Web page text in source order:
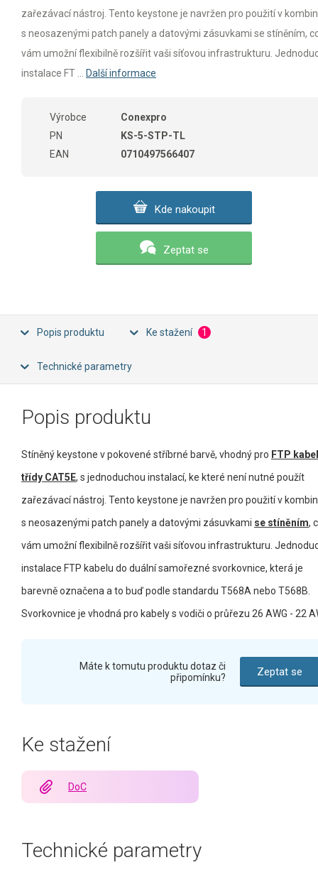
zařezávací nástroj. Tento keystone je navržen pro použití v
s neosazenými patch panely a datovými zásuvkami se stíněním,
vám umožní flexibilně rozšířit vaši síťovou infrastrukturu.
instalace FT ...
Další informace
Výrobce
Conexpro
PN
KS-5-STP-TL
EAN
0710497566407
Kde nakoupit
Zeptat se
Popis produktu Ke stažení 1
Technické parametry
Popis produktu
Stíněný keystone v pokovené stříbrné barvě, vhodný pro FTP
třídy CAT5E, s jednoduchou instalací, ke které není nutné použít
zařezávací nástroj. Tento keystone je navržen pro použití v
s neosazenými patch panely a datovými zásuvkami se stíněním,
vám umožní flexibilně rozšířit vaši síťovou infrastrukturu.
instalace FTP kabelu do duální samořezné svorkovnice, která je
barevně označena a to buď podle standardu T568A nebo T568B.
Svorkovnice je vhodná pro kabely s vodiči o průřezu 26 AWG - 22
Máte k tomutu produktu dotaz či
připomínku?
Zeptat se
Ke stažení
DoC
Technické parametry